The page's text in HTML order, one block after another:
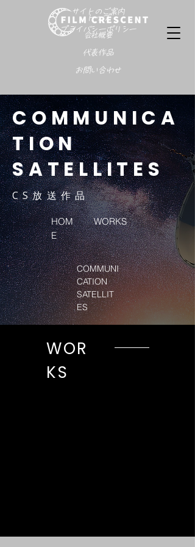
トップ
会社概要
代表作品
お問い合わせ
サイトのご案内
プライバシーポリシー
COMMUNICA
TION
SATELLITES
C S 放 送 作 品
HOM
E
WORKS
COMMUNI
CATION
SATELLIT
ES
WOR
KS